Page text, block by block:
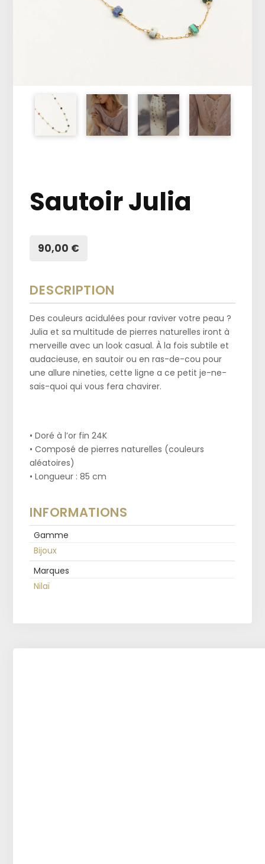
Sautoir Julia
90,00 €
DESCRIPTION
Des couleurs acidulées pour raviver votre peau ?
Julia et sa multitude de pierres naturelles iront à
merveille avec un look casual. À la fois subtile et
audacieuse, en sautoir ou en ras-de-cou pour
une allure nineties, cette ligne a ce petit je-ne-
sais-quoi qui vous fera chavirer.
• Doré à l’or fin 24K
• Composé de pierres naturelles (couleurs
aléatoires)
• Longueur : 85 cm
INFORMATIONS
Gamme
Bijoux
Marques
Nilaï